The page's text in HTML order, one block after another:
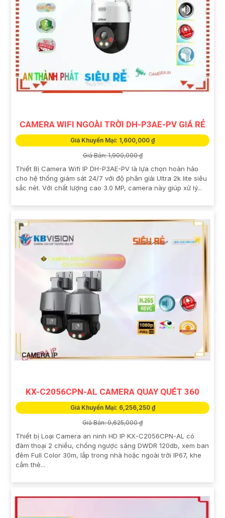
CAMERA WIFI NGOÀI TRỜI DH-P3AE-PV GIÁ RẺ
Giá Khuyến Mại: 1,600,000 ₫
Giá Bán: 1,900,000 ₫
Thiết Bị Camera Wifi IP DH-P3AE-PV là lựa chọn hoàn hảo
cho hệ thống giám sát 24/7 với độ phân giải Ultra 2k lite siêu
sắc nét. Với chất lượng cao 3.0 MP, camera này giúp xử lý...
KX-C2056CPN-AL CAMERA QUAY QUÉT 360
Giá Khuyến Mại: 6,256,250 ₫
Giá Bán: 9,625,000 ₫
Thiết bị Loại Camera an ninh HD IP KX-C2056CPN-AL có
đàm thoại 2 chiều, chống ngược sáng DWDR 120db, xem ban
đêm Full Color 30m, lắp trong nhà hoặc ngoài trời IP67, khe
cắm thẻ...